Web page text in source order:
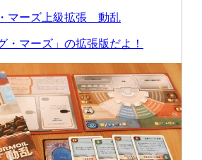
マーズ上級拡張 動乱
・マーズ」の拡張版だよ！